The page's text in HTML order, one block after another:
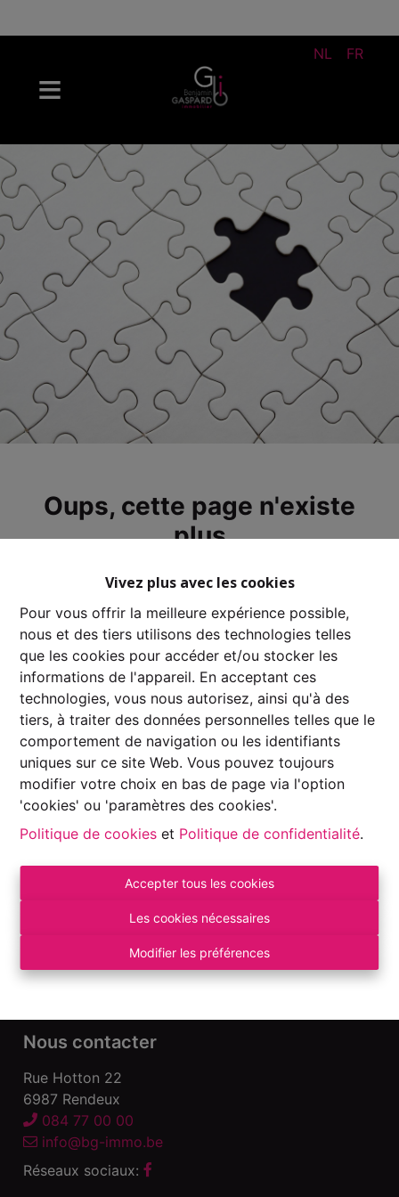
Vivez plus avec les cookies
Pour vous offrir la meilleure expérience possible,
nous et des tiers utilisons des technologies telles
que les cookies pour accéder et/ou stocker les
informations de l'appareil. En acceptant ces
technologies, vous nous autorisez, ainsi qu'à des
tiers, à traiter des données personnelles telles que le
comportement de navigation ou les identifiants
uniques sur ce site Web. Vous pouvez toujours
modifier votre choix en bas de page via l'option
'cookies' ou 'paramètres des cookies'.
Politique de cookies et Politique de confidentialité.
Accepter tous les cookies
Les cookies nécessaires
Modifier les préférences
NL FR
Oups, cette page n'existe
plus
À Vendre À Louer
Autorité de surveillance:
du Luxembourg 16 B – 1000 Bruxelles. Sous
des devoirs de l\'agent immobilier
Déclaration de confidentialité-Conditions
Nous contacter
Rue Hotton 22
6987 Rendeux
084 77 00 00
info@bg-immo.be
Réseaux sociaux: